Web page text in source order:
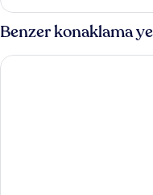
daha
fazla
detay
Benzer konaklama
The Superior Living